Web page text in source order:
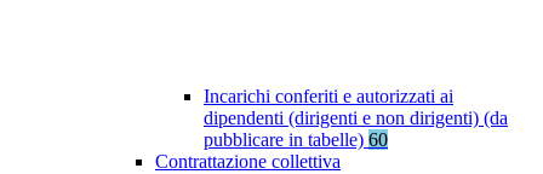
Incarichi conferiti e autorizzati ai
dipendenti (dirigenti e non dirigenti) (da
pubblicare in tabelle) 60
Contrattazione collettiva